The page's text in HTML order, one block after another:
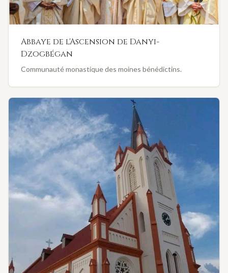
Abbaye de l'Ascension de Danyi-
Dzogbégan
Communauté monastique des moines bénédictins.